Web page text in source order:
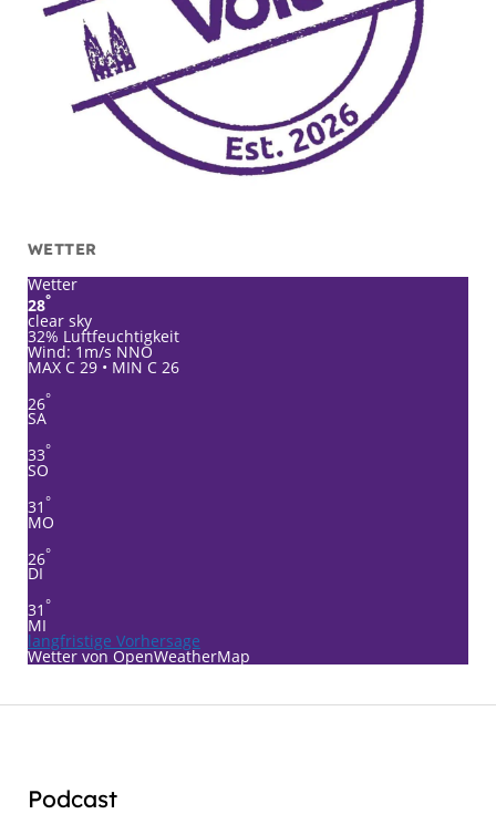
WETTER
Wetter
28°
clear sky
32% Luftfeuchtigkeit
Wind: 1m/s NNO
MAX C 29 • MIN C 26
26°
SA
33°
SO
31 °
MO
26°
DI
31 °
MI
langfristige Vorhersage
Wetter von OpenWeatherMap
Podcast